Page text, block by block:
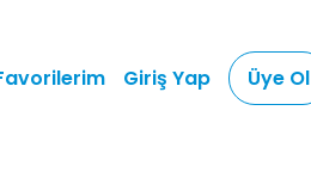
Kargo Ücretsiz!
Giriş Yap Üye Ol